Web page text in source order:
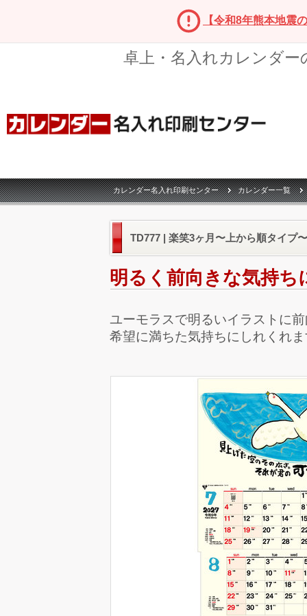
【令和8年熊本地震
卓上・名入れカレンダ
カレンダー名入れ印刷センター カレンダー一覧
TD777 | 楽笑3ヶ月〜上から順タイプ
明るく前向きな気持ち
ユーモラスで明るいイラストに
希望に満ちた気持ちにしれくれ